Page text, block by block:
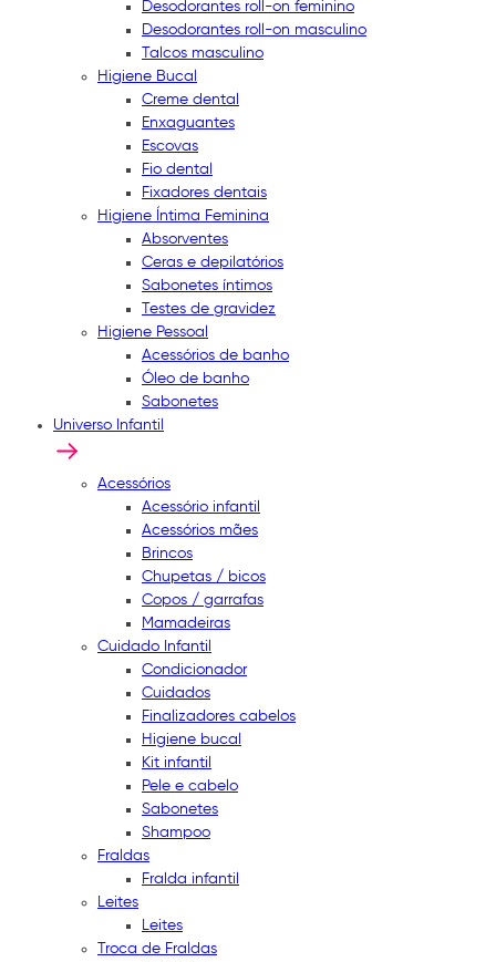
Desodorantes roll-on feminino
Desodorantes roll-on masculino
Talcos masculino
Higiene Bucal
Creme dental
Enxaguantes
Escovas
Fio dental
Fixadores dentais
Higiene Íntima Feminina
Absorventes
Ceras e depilatórios
Sabonetes íntimos
Testes de gravidez
Higiene Pessoal
Acessórios de banho
Óleo de banho
Sabonetes
Universo Infantil
Acessórios
Acessório infantil
Acessórios mães
Brincos
Chupetas / bicos
Copos / garrafas
Mamadeiras
Cuidado Infantil
Condicionador
Cuidados
Finalizadores cabelos
Higiene bucal
Kit infantil
Pele e cabelo
Sabonetes
Shampoo
Fraldas
Fralda infantil
Leites
Leites
Troca de Fraldas